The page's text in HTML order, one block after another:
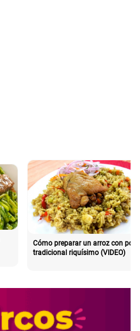
Cómo preparar un arroz con pollo
tradicional riquísimo (VIDEO)